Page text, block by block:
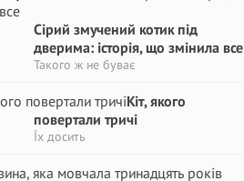
Сірий змучений котик під
дверима: історія, що змінила все
Такого ж не буває
Кіт, якого
повертали тричі
Їх досить